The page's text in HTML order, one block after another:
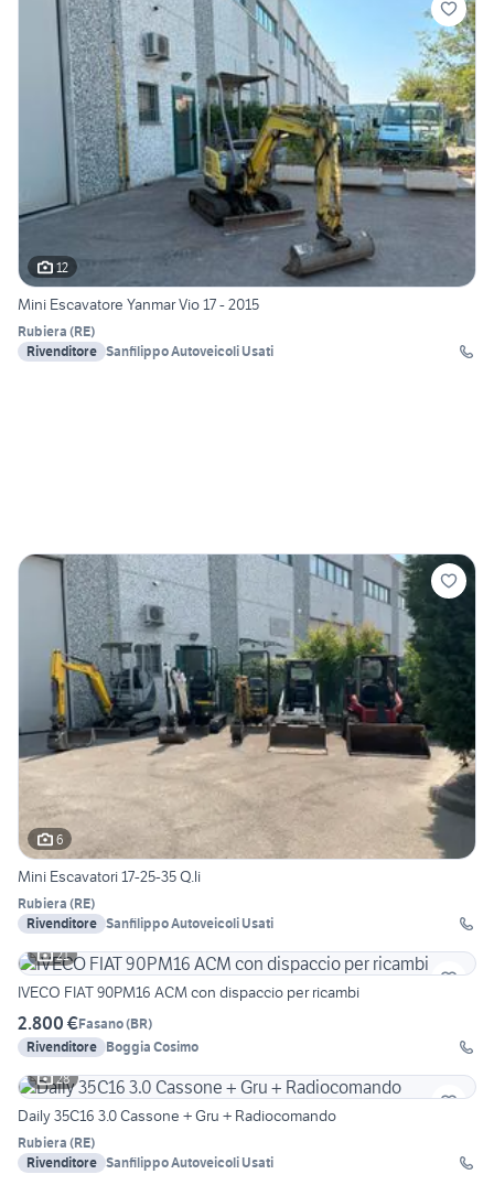
12
Mini Escavatore Yanmar Vio 17 - 2015
Rubiera (RE)
Rivenditore Sanfilippo Autoveicoli Usati
6
Mini Escavatori 17-25-35 Q.li
Rubiera (RE)
Rivenditore Sanfilippo Autoveicoli Usati
21
IVECO FIAT 90PM16 ACM con dispaccio per ricambi
2.800 €Fasano(BR)
Rivenditore Boggia Cosimo
28
Daily 35C16 3.0 Cassone + Gru + Radiocomando
Rubiera (RE)
Rivenditore Sanfilippo Autoveicoli Usati